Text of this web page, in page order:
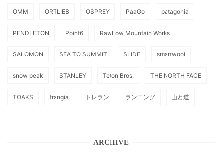
OMM ORTLIEB OSPREY PaaGo patagonia
PENDLETON Point6 RawLow Mountain Works
SALOMON SEA TO SUMMIT SLIDE smartwool
snow peak STANLEY Teton Bros. THE NORTH FACE
TOAKS trangia トレラン ランニング 山と道
ARCHIVE